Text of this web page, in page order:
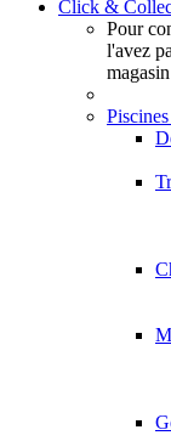
Click &
Pour
l'avez